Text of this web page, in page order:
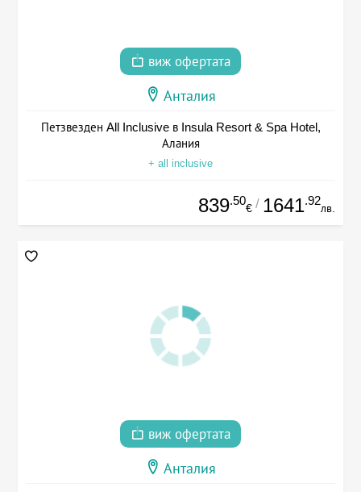
виж офертата
Анталия
Петзвезден All Inclusive в Insula Resort & Spa Hotel,
Алания
+ all inclusive
839.50
€ / 1641.92
лв.
виж офертата
Анталия